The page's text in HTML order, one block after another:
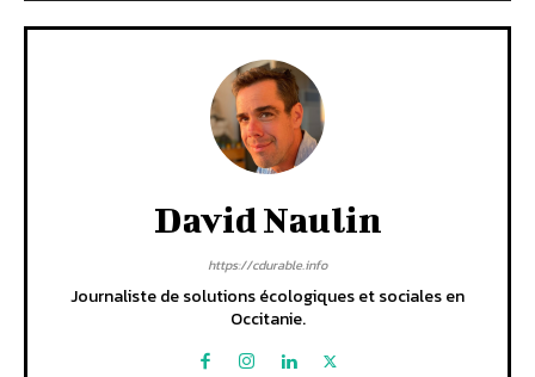
David Naulin
https://cdurable.info
Journaliste de solutions écologiques et sociales en
Occitanie.